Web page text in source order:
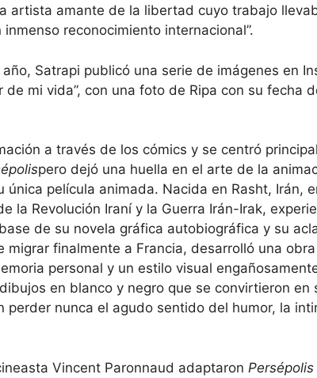
artista amante de la libertad cuyo trabajo
reconocimiento internacional”.
Satrapi publicó una serie de imágenes en
de mi vida”, con una foto de Ripa con su fecha
a través de los cómics y se centró
pero dejó una huella en el arte de la
única película animada. Nacida en Rasht, Irán,
la Revolución Iraní y la Guerra Irán-Irak,
de su novela gráfica autobiográfica y su
migrar finalmente a Francia, desarrolló una
personal y un estilo visual
en blanco y negro que se convirtieron en
perder nunca el agudo sentido del humor, la
Vincent Paronnaud adaptaron Persépolis